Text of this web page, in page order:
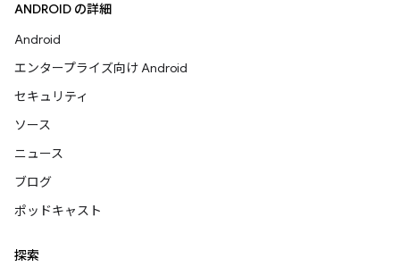
ANDROID の詳細
Android
エンタープライズ向け Android
セキュリティ
ソース
ニュース
ブログ
ポッドキャスト
探索